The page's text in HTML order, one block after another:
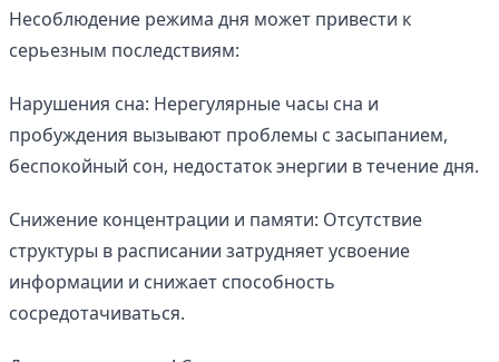
Несоблюдение режима дня может привести к
серьезным последствиям:
Нарушения сна: Нерегулярные часы сна и
пробуждения вызывают проблемы с засыпанием,
беспокойный сон, недостаток энергии в течение дня.
Снижение концентрации и памяти: Отсутствие
структуры в расписании затрудняет усвоение
информации и снижает способность
сосредотачиваться.